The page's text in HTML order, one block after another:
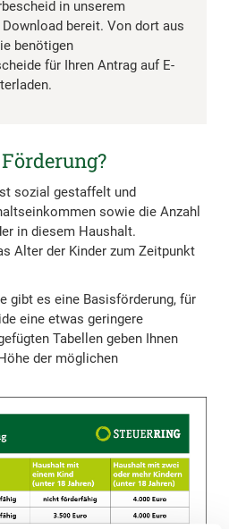
in unserem
bereit. Von dort aus
benötigen
für Ihren Antrag auf E-
sozial gestaffelt und
sowie die Anzahl
in diesem Haushalt.
Alter der Kinder zum Zeitpunkt
gibt es eine Basisförderung, für
eine etwas geringere
Tabellen geben Ihnen
der möglichen